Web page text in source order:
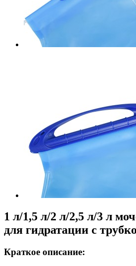
1 л/1,5 л/2 л/2,5 л/3 л
для гидратации с
Краткое описание: